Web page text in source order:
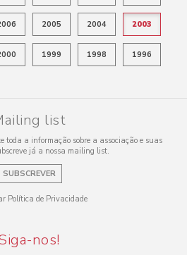
2005 2004 2003
1999 1998 1996
list
toda a informação sobre a associação e suas
já a nossa mailing list.
SUBSCREVER
Política de Privacidade
nos!